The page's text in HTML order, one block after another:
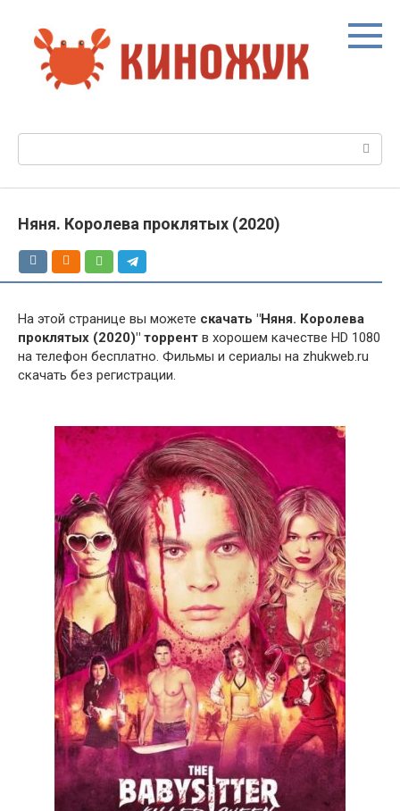
контенту
Няня. Королева проклятых (2020)
На этой странице вы можете скачать "Няня. Королева
проклятых (2020)" торрент в хорошем качестве HD 1080
на телефон бесплатно. Фильмы и сериалы на zhukweb.ru
скачать без регистрации.